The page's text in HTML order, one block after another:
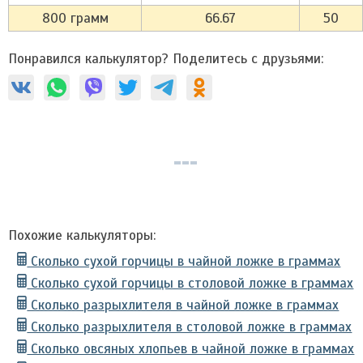
800 грамм
66.67 50
Понравился калькулятор? Поделитесь с друзьями:
Похожие калькуляторы:
Сколько сухой горчицы в чайной ложке в граммах
Сколько сухой горчицы в столовой ложке в граммах
Сколько разрыхлителя в чайной ложке в граммах
Сколько разрыхлителя в столовой ложке в граммах
Сколько овсяных хлопьев в чайной ложке в граммах